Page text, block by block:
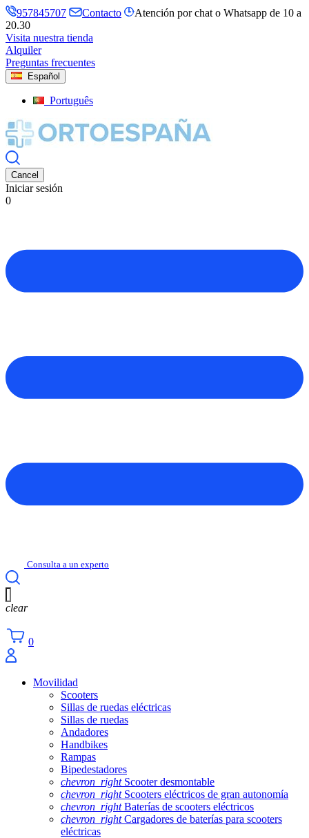
957845707 Contacto
Atención por chat o Whatsapp de 10 a
20.30
Visita nuestra tienda
Alquiler
Preguntas frecuentes
Español
Português
Cancel
Iniciar sesión
0
Consulta a un experto
clear
0
Movilidad
Scooters
Sillas de ruedas eléctricas
Sillas de ruedas
Andadores
Handbikes
Rampas
Bipedestadores
chevron_rightScooter desmontable
chevron_rightScooters eléctricos de gran autonomía
chevron_rightBaterías de scooters eléctricos
chevron_rightCargadores de baterías para scooters
eléctricas